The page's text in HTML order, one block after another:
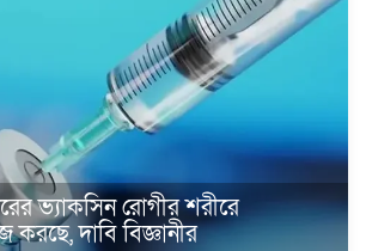
ভ্যাকসিন রোগীর শরীরে
করছে, দাবি বিজ্ঞানীর